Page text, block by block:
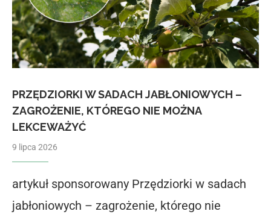
PRZĘDZIORKI W SADACH JABŁONIOWYCH –
ZAGROŻENIE, KTÓREGO NIE MOŻNA
LEKCEWAŻYĆ
9 lipca 2026
artykuł sponsorowany Przędziorki w sadach
jabłoniowych – zagrożenie, którego nie